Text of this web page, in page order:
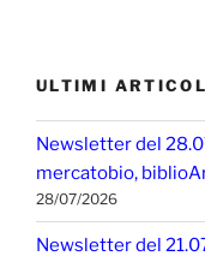
ULTIMI
Newsletter del
mercatobio,
28/07/2026
Newsletter del